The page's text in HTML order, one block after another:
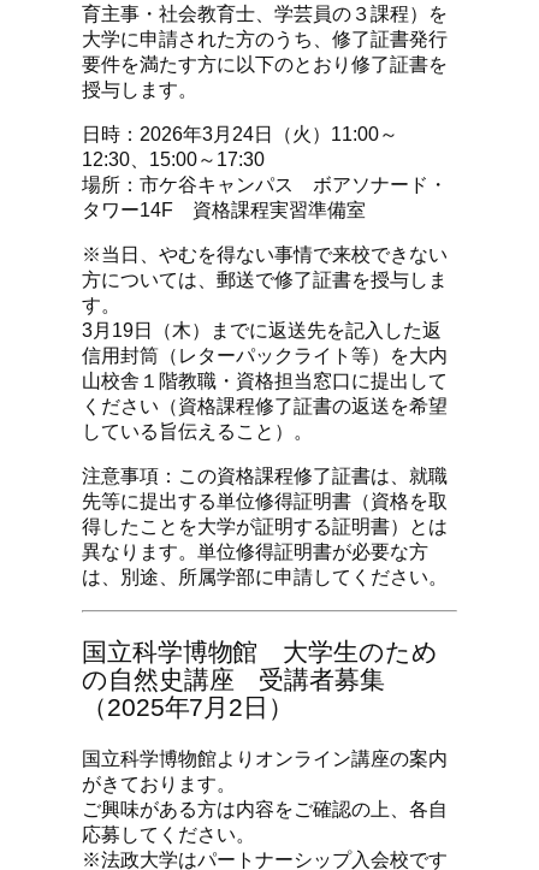
育主事・社会教育士、学芸員の３課程）を
大学に申請された方のうち、修了証書発行
要件を満たす方に以下のとおり修了証書を
授与します。
日時：2026年3月24日（火）11:00～
12:30、15:00～17:30
場所：市ケ谷キャンパス ボアソナード・
タワー14F 資格課程実習準備室
※当日、やむを得ない事情で来校できない
方については、郵送で修了証書を授与しま
す。
3月19日（木）までに返送先を記入した返
信用封筒（レターパックライト等）を大内
山校舎１階教職・資格担当窓口に提出して
ください（資格課程修了証書の返送を希望
している旨伝えること）。
注意事項：この資格課程修了証書は、就職
先等に提出する単位修得証明書（資格を取
得したことを大学が証明する証明書）とは
異なります。単位修得証明書が必要な方
は、別途、所属学部に申請してください。
国立科学博物館 大学生のため
の自然史講座 受講者募集
（2025年7月2日）
国立科学博物館よりオンライン講座の案内
がきております。
ご興味がある方は内容をご確認の上、各自
応募してください。
※法政大学はパートナーシップ入会校です